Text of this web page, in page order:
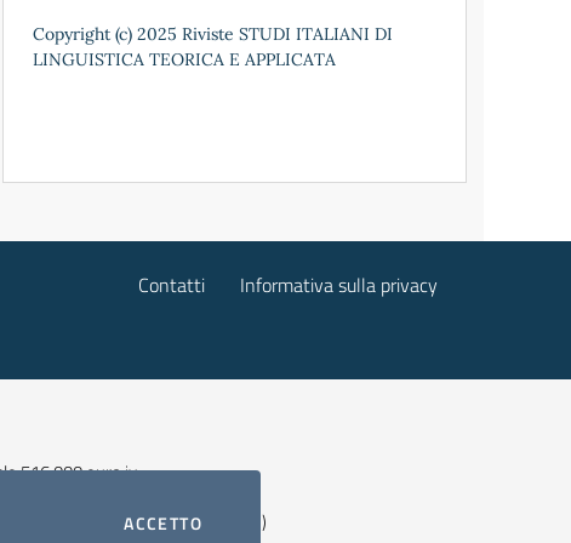
ACCETTOI COOCKIE
Copyright (c) 2025 Riviste STUDI ITALIANI DI
LINGUISTICA TEORICA E APPLICATA
Contatti Informativa sulla privacy
516.000 euro iv
2499-7471 (versione digitale)